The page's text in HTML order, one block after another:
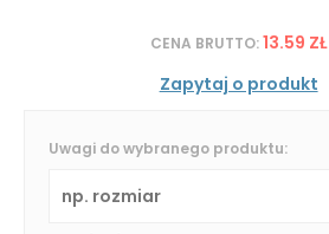
CENA BRUTTO:13.59 ZŁ
Zapytaj o produkt
Uwagi do wybranego produktu: